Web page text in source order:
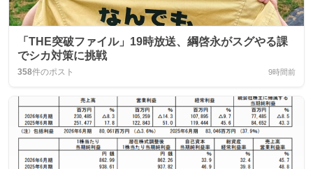
「THE突破ファイル」19時放送、綱啓永がスグやる課
でシカ対策に挑戦
358件のポスト 9時間前